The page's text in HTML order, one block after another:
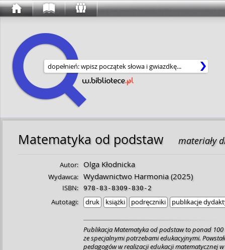
Wyszukaj w serwisie
Matematyka od podstaw materiały
Autor: Olga Kłodnicka
Wydawca: Wydawnictwo Harmonia(2025)
ISBN: 978-83-8309-830-2
Autotagi: druk książki podręczniki publikacje
Publikacja Matematyka od podstaw to ponad
ze specjalnymi potrzebami edukacyjnymi.
pedagogów w realizacji edukacji matematycznej